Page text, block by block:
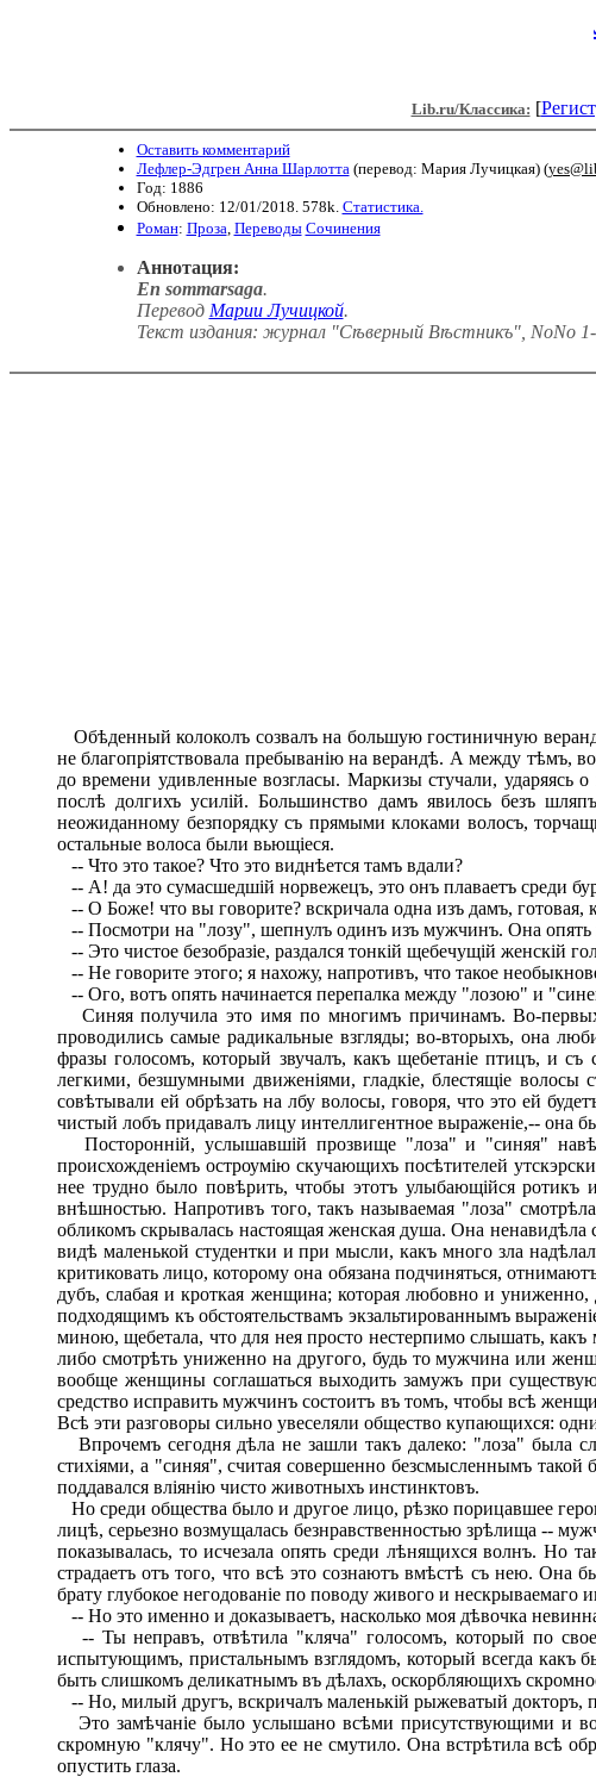
Lib.ru/Классика: [
Оставить комментарий
Лефлер-Эдгрен Анна Шарлотта (перевод: Мария Лучицкая) (
Год: 1886
Обновлено: 12/01/2018. 578k. Статистика.
Роман: Проза Переводы Сочинения
Аннотация:
En sommarsaga.
Перевод Марии Лучицкой.
Текст издания: журнал "Сѣверный Вѣстникъ", NoNo
Обѣденный колоколъ созвалъ на большую гостиничную
не благопріятствовала пребыванію на верандѣ. А между тѣмъ,
до времени удивленные возгласы. Маркизы стучали, ударяясь
послѣ долгихъ усилій. Большинство дамъ явилось безъ
неожиданному безпорядку съ прямыми клоками волосъ,
остальные волоса были вьющіеся.
-- Что это такое? Что это виднѣется тамъ вдали?
-- А! да это сумасшедшій норвежецъ, это онъ плаваетъ среди
-- О Боже! что вы говорите? вскричала одна изъ дамъ, готовая,
-- Посмотри на "лозу", шепнулъ одинъ изъ мужчинъ. Она опять
-- Это чистое безобразіе, раздался тонкій щебечущій
-- Не говорите этого; я нахожу, напротивъ, что такое
-- Ого, вотъ опять начинается перепалка между "лозою" и
Синяя получила это имя по многимъ причинамъ. Во-
проводились самые радикальные взгляды; во-вторыхъ, она
фразы голосомъ, который звучалъ, какъ щебетаніе птицъ, и
легкими, безшумными движеніями, гладкіе, блестящіе
совѣтывали ей обрѣзать на лбу волосы, говоря, что это ей
чистый лобъ придавалъ лицу интеллигентное выраженіе,-- она
Посторонній, услышавшій прозвище "лоза" и "синяя"
происхожденіемъ остроумію скучающихъ посѣтителей
нее трудно было повѣрить, чтобы этотъ улыбающійся
внѣшностью. Напротивъ того, такъ называемая "лоза"
обликомъ скрывалась настоящая женская душа. Она
видѣ маленькой студентки и при мысли, какъ много зла
критиковать лицо, которому она обязана подчиняться,
дубъ, слабая и кроткая женщина; которая любовно и
подходящимъ къ обстоятельствамъ экзальтированнымъ
миною, щебетала, что для нея просто нестерпимо слышать,
либо смотрѣть униженно на другого, будь то мужчина или
вообще женщины соглашаться выходить замужъ при
средство исправить мужчинъ состоитъ въ томъ, чтобы всѣ
Всѣ эти разговоры сильно увеселяли общество купающихся:
Впрочемъ сегодня дѣла не зашли такъ далеко: "лоза" была
стихіями, а "синяя", считая совершенно безсмысленнымъ
поддавался вліянію чисто животныхъ инстинктовъ.
Но среди общества было и другое лицо, рѣзко порицавшее
лицѣ, серьезно возмущалась безнравственностью зрѣлища --
показывалась, то исчезала опять среди лѣнящихся волнъ. Но
страдаетъ отъ того, что всѣ это сознаютъ вмѣстѣ съ нею.
брату глубокое негодованіе по поводу живого и
-- Но это именно и доказываетъ, насколько моя дѣвочка
-- Ты неправъ, отвѣтила "кляча" голосомъ, который по
испытующимъ, пристальнымъ взглядомъ, который всегда какъ
быть слишкомъ деликатнымъ въ дѣлахъ, оскорбляющихъ
-- Но, милый другъ, вскричалъ маленькій рыжеватый докторъ,
Это замѣчаніе было услышано всѣми присутствующими и
скромную "клячу". Но это ее не смутило. Она встрѣтила всѣ
опустить глаза.